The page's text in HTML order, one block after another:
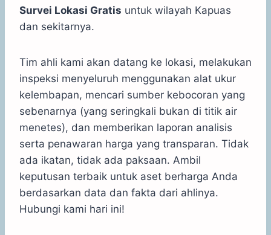
Survei Lokasi Gratis untuk wilayah Kapuas
dan sekitarnya.
Tim ahli kami akan datang ke lokasi, melakukan
inspeksi menyeluruh menggunakan alat ukur
kelembapan, mencari sumber kebocoran yang
sebenarnya (yang seringkali bukan di titik air
menetes), dan memberikan laporan analisis
serta penawaran harga yang transparan. Tidak
ada ikatan, tidak ada paksaan. Ambil
keputusan terbaik untuk aset berharga Anda
berdasarkan data dan fakta dari ahlinya.
Hubungi kami hari ini!